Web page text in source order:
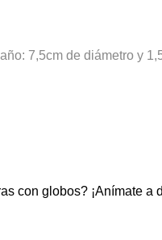
7,5cm de diámetro y
con globos? ¡Anímate